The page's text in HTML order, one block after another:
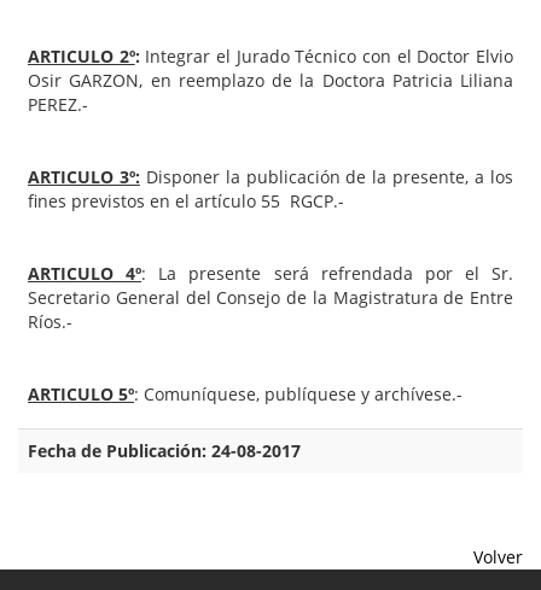
ARTICULO 2º: Integrar el Jurado Técnico con el Doctor Elvio
Osir GARZON, en reemplazo de la Doctora Patricia Liliana
PEREZ.-
ARTICULO 3º: Disponer la publicación de la presente, a los
fines previstos en el artículo 55 RGCP.-
ARTICULO 4º: La presente será refrendada por el Sr.
Secretario General del Consejo de la Magistratura de Entre
Ríos.-
ARTICULO 5º: Comuníquese, publíquese y archívese.-
Fecha de Publicación: 24-08-2017
Volver